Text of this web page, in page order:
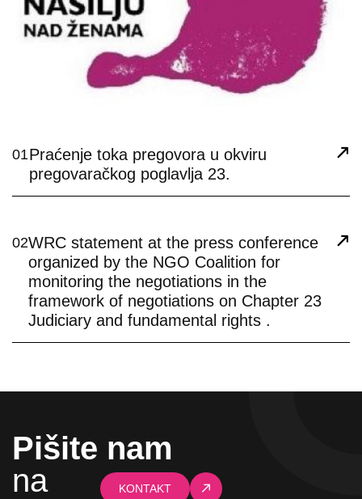
01Praćenje toka pregovora u okviru
pregovaračkog poglavlja 23.
02WRC statement at the press conference
organized by the NGO Coalition for
monitoring the negotiations in the
framework of negotiations on Chapter 23
Judiciary and fundamental rights .
Pišite nam
na
KONTAKT